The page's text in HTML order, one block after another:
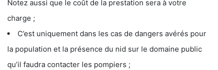
Notez aussi que le coût de la prestation sera à votre
charge ;
C’est uniquement dans les cas de dangers avérés pour
la population et la présence du nid sur le domaine public
qu’il faudra contacter les pompiers ;